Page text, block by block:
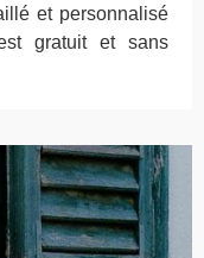
et personnalisé
gratuit et sans